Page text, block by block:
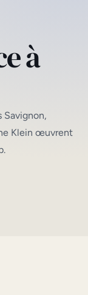
à
Savignon,
Klein œuvrent